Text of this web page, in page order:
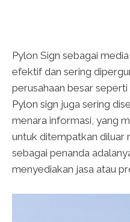
Pylon Sign sebagai
efektif dan sering
perusahaan besar seperti
Pylon sign juga sering
menara informasi, yang
untuk ditempatkan diluar
sebagai penanda
menyediakan jasa atau